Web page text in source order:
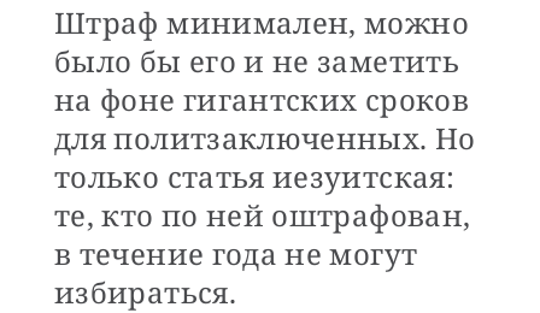
Штраф минимален, можно
было бы его и не заметить
на фоне гигантских сроков
для политзаключенных. Но
только статья иезуитская:
те, кто по ней оштрафован,
в течение года не могут
избираться.